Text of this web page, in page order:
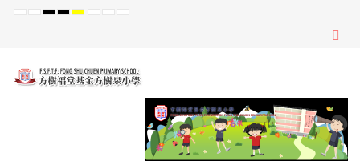
Default
NightHighHighHighSetSetSet